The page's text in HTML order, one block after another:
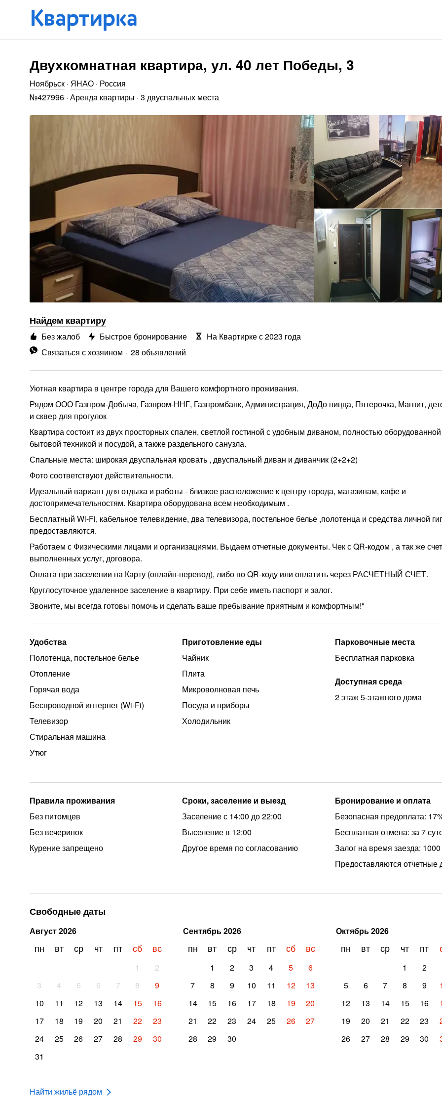
Двухкомнатная квартира, ул. 40 лет Победы, 3
Ноябрьск · ЯНАО · Россия
№427996 · Аренда квартиры · 3 двуспальных места
Найдем квартиру
Связаться с хозяином 28 объявлений
Без жалоб Быстрое бронирование На Квартирке с 2023 года
Уютная квартира в центре города для Вашего комфортного проживания.
Рядом ООО Газпром-Добыча, Газпром-ННГ, Газпромбанк, Администрация, ДоДо пицца, Пятерочка, Магнит,
и сквер для прогулок
Квартира состоит из двух просторных спален, светлой гостиной с удобным диваном, полностью оборудованной
бытовой техникой и посудой, а также раздельного санузла.
Спальные места: широкая двуспальная кровать , двуспальный диван и диванчик (2+2+2)
Фото соответствуют действительности.
Идеальный вариант для отдыха и работы - близкое расположение к центру города, магазинам, кафе и
достопримечательностям. Квартира оборудована всем необходимым .
Бесплатный Wi-Fi, кабельное телевидение, два телевизора, постельное белье ,полотенца и средства личной
предоставляются.
Работаем с Физическими лицами и организациями. Выдаем отчетные документы. Чек с QR-кодом , а так же
выполненных услуг, договора.
Оплата при заселении на Карту (онлайн-перевод), либо по QR-коду или оплатить через РАСЧЕТНЫЙ СЧЕТ.
Круглосуточное удаленное заселение в квартиру. При себе иметь паспорт и залог.
Звоните, мы всегда готовы помочь и сделать ваше пребывание приятным и комфортным!"
Удобства
Полотенца, постельное белье
Отопление
Горячая вода
Беспроводной интернет (Wi‑Fi)
Телевизор
Стиральная машина
Утюг
Приготовление еды
Чайник
Плита
Микроволновая печь
Посуда и приборы
Холодильник
Парковочные места
Бесплатная парковка
Доступная среда
2 этаж 5-этажного дома
Правила проживания
Без питомцев
Без вечеринок
Курение запрещено
Сроки, заселение и выезд
Заселение с 14:00 до 22:00
Выселение в 12:00
Другое время по согласованию
Бронирование и оплата
Безопасная предоплата:
Бесплатная отмена: за 7
Залог на время заезда:
Предоставляются отчетные
Свободные даты
Август2026
пн вт ср чт пт сб вс
1
2
3
4 5 6 7 8
9
10
11 12 13 14 15
16
17
18 19 20 21 22
23
24
25 26 27 28 29
30
31
Сентябрь2026
пн вт ср чт пт сб вс
1 2 3 4 5
6
7
8 9 10 11 12
13
14
15 16 17 18 19
20
21
22 23 24 25 26
27
28
29 30
Октябрь2026
пн вт ср чт пт
1 2
5
6 7 8 9
12
13 14 15 16
19
20 21 22 23
26
27 28 29 30
Найти жильё рядом